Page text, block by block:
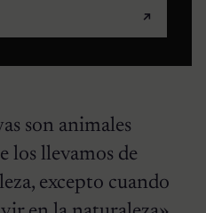
↗
son animales
los llevamos de
excepto cuando